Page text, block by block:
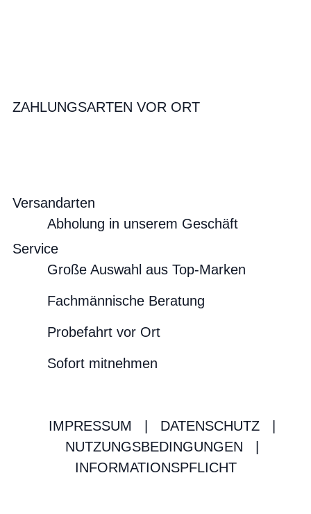
ZAHLUNGSARTEN VOR ORT
Versandarten
Abholung in unserem Geschäft
Service
Große Auswahl aus Top-Marken
Fachmännische Beratung
Probefahrt vor Ort
Sofort mitnehmen
IMPRESSUM DATENSCHUTZ
NUTZUNGSBEDINGUNGEN
INFORMATIONSPFLICHT